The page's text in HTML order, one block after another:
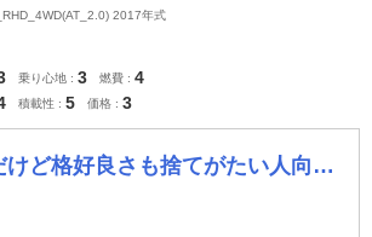
2017年式
乗り心地 3 燃費 4
積載性 5 価格 3
格好良さも捨てがたい人向けSUV